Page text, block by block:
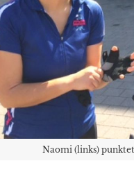
Naomi (links)